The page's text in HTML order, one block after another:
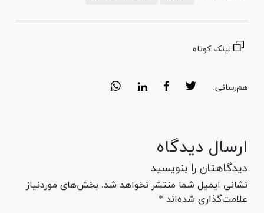
لینک کوتاه
هم‌رسانی:
ارسال دیدگاه
دیدگاهتان را بنویسید
نشانی ایمیل شما منتشر نخواهد شد. بخش‌های موردنیاز
علامت‌گذاری شده‌اند *